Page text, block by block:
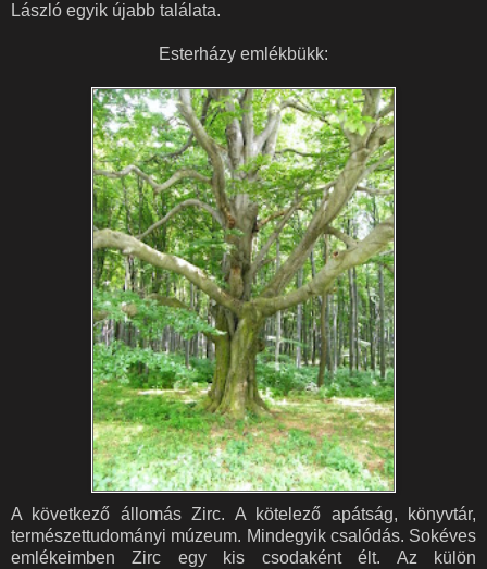
László egyik újabb találata.
Esterházy emlékbükk:
A következő állomás Zirc. A kötelező apátság, könyvtár,
természettudományi múzeum. Mindegyik csalódás. Sokéves
emlékeimben Zirc egy kis csodaként élt. Az külön